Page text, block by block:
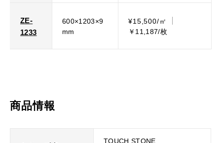
ZE-
1233
600×1203×9
mm
¥15,500/㎡
￥11,187/枚
商品情報
TOUCH STONE